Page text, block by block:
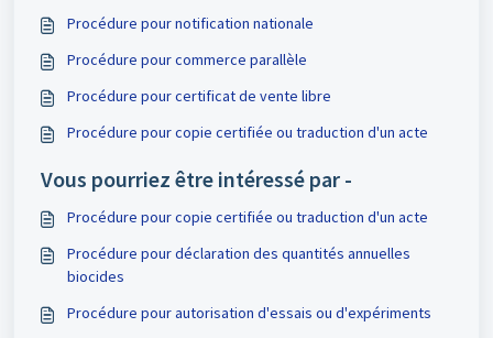
Procédure pour notification nationale
Procédure pour commerce parallèle
Procédure pour certificat de vente libre
Procédure pour copie certifiée ou traduction d'un acte
Vous pourriez être intéressé par -
Procédure pour copie certifiée ou traduction d'un acte
Procédure pour déclaration des quantités annuelles
biocides
Procédure pour autorisation d'essais ou d'expériments